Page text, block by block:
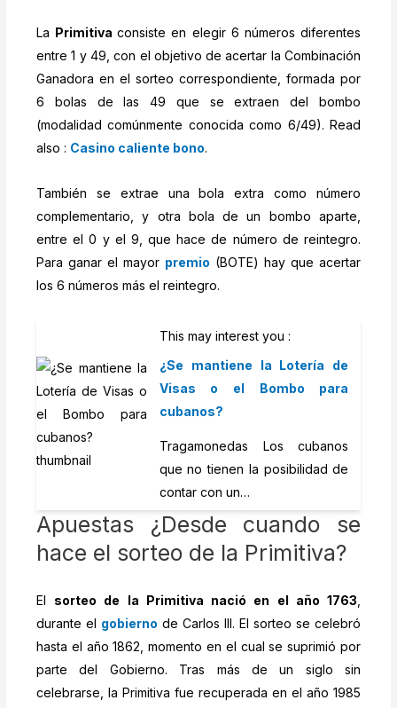
La Primitivaconsiste en elegir 6 números diferentes
entre 1 y 49, con el objetivo de acertar la Combinación
Ganadora en el sorteo correspondiente, formada por
6 bolas de las 49 que se extraen del bombo
(modalidad comúnmente conocida como 6/49). Read
also : Casino caliente bono.
También se extrae una bola extra como número
complementario, y otra bola de un bombo aparte,
entre el 0 y el 9, que hace de número de reintegro.
Para ganar el mayor premio (BOTE) hay que acertar
los 6 números más el reintegro.
This may interest you :
¿Se mantiene la Lotería de
Visas o el Bombo para
cubanos?
Tragamonedas Los cubanos
que no tienen la posibilidad de
contar con un…
Apuestas ¿Desde cuando se
hace el sorteo de la Primitiva?
El sorteo de la Primitiva nació en el año 1763
durante el gobierno de Carlos III. El sorteo se celebró
hasta el año 1862, momento en el cual se suprimió por
parte del Gobierno. Tras más de un siglo sin
celebrarse, la Primitiva fue recuperada en el año 1985